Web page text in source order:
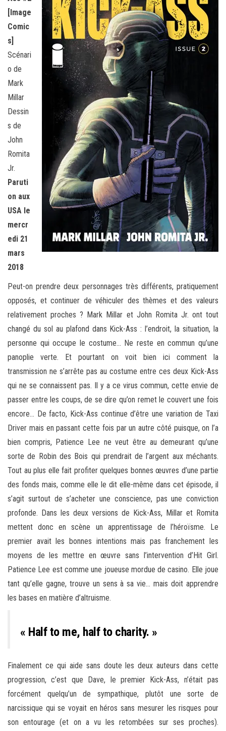
[Image
Comic
s]
Scénari
o de
Mark
Millar
Dessin
s de
John
Romita
Jr.
Paruti
on aux
USA le
mercr
edi 21
mars
2018
Peut-on prendre deux personnages très différents, pratiquement
opposés, et continuer de véhiculer des thèmes et des valeurs
relativement proches ? Mark Millar et John Romita Jr. ont tout
changé du sol au plafond dans Kick-Ass : l’endroit, la situation, la
personne qui occupe le costume… Ne reste en commun qu’une
panoplie verte. Et pourtant on voit bien ici comment la
transmission ne s’arrête pas au costume entre ces deux Kick-Ass
qui ne se connaissent pas. Il y a ce virus commun, cette envie de
passer entre les coups, de se dire qu’on remet le couvert une fois
encore… De facto, Kick-Ass continue d’être une variation de Taxi
Driver mais en passant cette fois par un autre côté puisque, on l’a
bien compris, Patience Lee ne veut être au demeurant qu’une
sorte de Robin des Bois qui prendrait de l’argent aux méchants.
Tout au plus elle fait profiter quelques bonnes œuvres d’une partie
des fonds mais, comme elle le dit elle-même dans cet épisode, il
s’agit surtout de s’acheter une conscience, pas une conviction
profonde. Dans les deux versions de Kick-Ass, Millar et Romita
mettent donc en scène un apprentissage de l’héroïsme. Le
premier avait les bonnes intentions mais pas franchement les
moyens de les mettre en œuvre sans l’intervention d’Hit Girl.
Patience Lee est comme une joueuse mordue de casino. Elle joue
tant qu’elle gagne, trouve un sens à sa vie… mais doit apprendre
les bases en matière d’altruisme.
« Half to me, half to charity. »
Finalement ce qui aide sans doute les deux auteurs dans cette
progression, c’est que Dave, le premier Kick-Ass, n’était pas
forcément quelqu’un de sympathique, plutôt une sorte de
narcissique qui se voyait en héros sans mesurer les risques pour
son entourage (et on a vu les retombées sur ses proches).